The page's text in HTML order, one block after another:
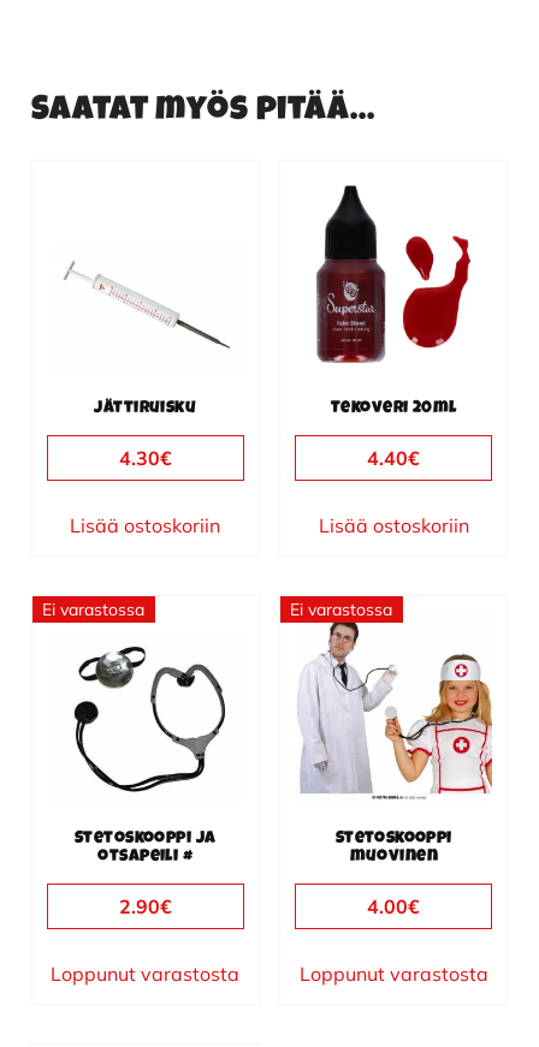
Saatat myös pitää...
Jättiruisku
4.30€
Lisää ostoskoriin
Tekoveri 20ml
4.40€
Lisää ostoskoriin
Ei varastossa
Stetoskooppi ja
otsapeili #
2.90€
Loppunut varastosta
Ei varastossa
Stetoskooppi
muovinen
4.00€
Loppunut varastosta